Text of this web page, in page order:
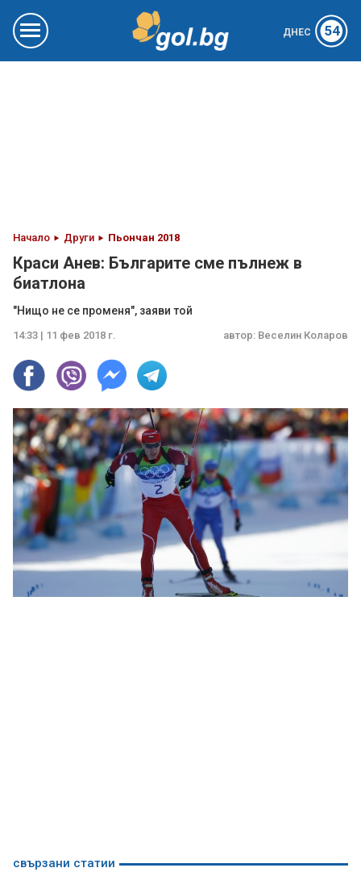
ДНЕС 54
Начало Други Пьончан 2018
Краси Анев: Българите сме пълнеж в
биатлона
"Нищо не се променя", заяви той
14:33 | 11 фев 2018 г. автор: Веселин Коларов
свързани статии